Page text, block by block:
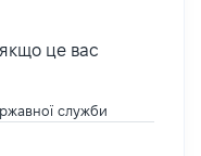
якщо це вас
служби